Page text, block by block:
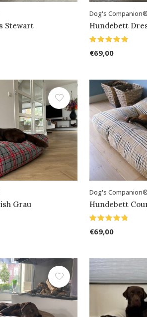
Stewart
Dog's
Hundebett
€69,00
Grau
Dog's
Hundebett
€69,00